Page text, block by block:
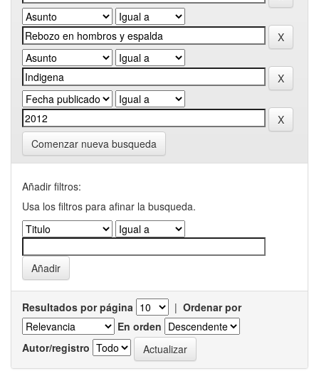
Comenzar nueva busqueda
Añadir filtros:
Usa los filtros para afinar la busqueda.
Resultados por página | Ordenar por
En orden
Autor/registro